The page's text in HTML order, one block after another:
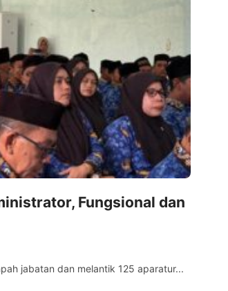
Fungsional dan
jabatan dan melantik 125 aparatur...